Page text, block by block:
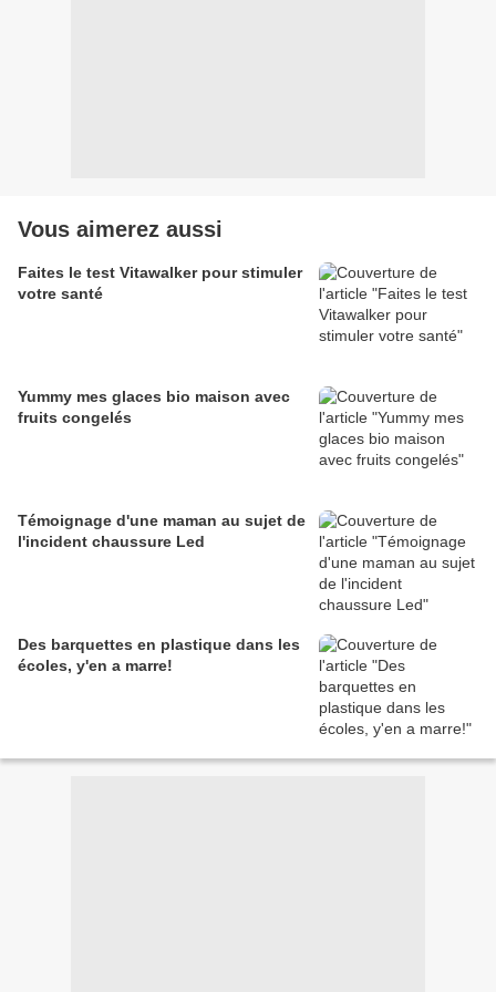
Vous aimerez aussi
Faites le test Vitawalker pour stimuler
votre santé
Yummy mes glaces bio maison avec
fruits congelés
Témoignage d'une maman au sujet de
l'incident chaussure Led
Des barquettes en plastique dans les
écoles, y'en a marre!